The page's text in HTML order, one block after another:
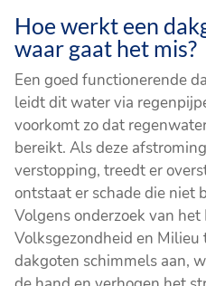
Hoe werkt een
waar gaat het mis?
Een goed functionerende
leidt dit water via
voorkomt zo dat
bereikt. Als deze
verstopping, treedt er
ontstaat er schade die niet
Volgens onderzoek van
Volksgezondheid en
dakgoten schimmels aan,